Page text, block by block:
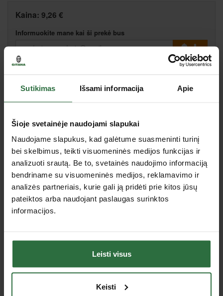
Sutikimas Išsami informacija Apie
Šioje svetainėje naudojami slapukai
Naudojame slapukus, kad galėtume suasmeninti turinį
bei skelbimus, teikti visuomeninės medijos funkcijas ir
analizuoti srautą. Be to, svetainės naudojimo informaciją
bendriname su visuomeninės medijos, reklamavimo ir
analizės partneriais, kurie gali ją pridėti prie kitos jūsų
pateiktos arba naudojant paslaugas surinktos
informacijos.
Leisti visus
Keisti
Kaina: 9,26 €
Informuokite mane kai ši prekė bus
Jus dominančios panašios prekės
Nepavyko užkrauti prekių sąrašo.
Peržiūrėtos prekės